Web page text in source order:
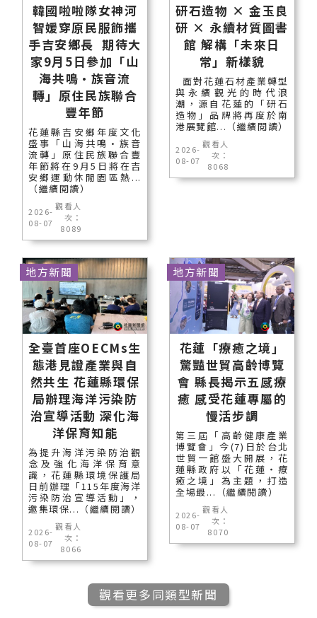
韓國啦啦隊女神河
智媛穿原民服飾攜
手吉安鄉長 期待大
家9月5日參加「山
海共鳴•族音流
轉」原住民族聯合
豐年節
花蓮縣吉安鄉年度文化
盛事「山海共鳴•族音
流轉」原住民族聯合豐
年節將在9月5日將在吉
安鄉運動休閒園區熱...
（繼續閱讀）
2026-
08-07
觀看人
次：
8089
研石造物 × 金玉良
研 × 永續材質圖書
館 解構「未來日
常」新樣貌
面對花蓮石材產業轉型
與永續觀光的時代浪
潮，源自花蓮的「研石
造物」品牌將再度於南
港展覽館...（繼續閱讀）
2026-
08-07
觀看人
次：
8068
全臺首座OECMs生
態港見證產業與自
然共生 花蓮縣環保
局辦理海洋污染防
治宣導活動 深化海
洋保育知能
為提升海洋污染防治觀
念及強化海洋保育意
識，花蓮縣環境保護局
日前辦理「115年度海洋
污染防治宣導活動」，
邀集環保...（繼續閱讀）
2026-
08-07
觀看人
次：
8066
地方新聞
花蓮「療癒之境」
驚豔世貿高齡博覽
會 縣長揭示五感療
癒 感受花蓮專屬的
慢活步調
第三屆「高齡健康產業
博覽會」今(7)日於台北
世貿一館盛大開展，花
蓮縣政府以「花蓮‧療
癒之境」為主題，打造
全場最...（繼續閱讀）
2026-
08-07
觀看人
次：
8070
地方新聞
觀看更多同類型新聞